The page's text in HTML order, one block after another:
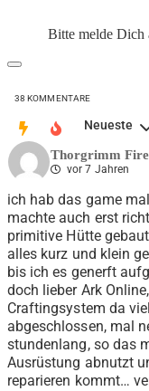
Bitte melde Dich
38 KOMMENTARE
Neueste
Thorgrimm
vor 7 Jahren
ich hab das game
machte auch erst
primitive Hütte
alles kurz und klein
bis ich es generft
doch lieber Ark
Craftingsystem da
abgeschlossen, mal
stundenlang, so das
Ausrüstung abnutzt
reparieren kommt…